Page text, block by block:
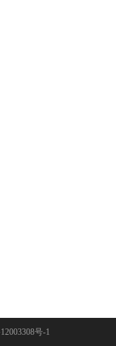
号-1